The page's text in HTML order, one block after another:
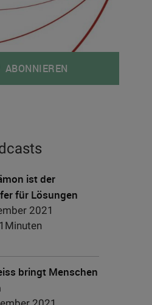
ist der
für Lösungen
2021
bringt Menschen